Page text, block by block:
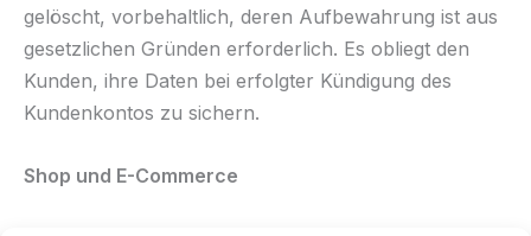
gelöscht, vorbehaltlich, deren Aufbewahrung ist aus
gesetzlichen Gründen erforderlich. Es obliegt den
Kunden, ihre Daten bei erfolgter Kündigung des
Kundenkontos zu sichern.
Shop und E-Commerce